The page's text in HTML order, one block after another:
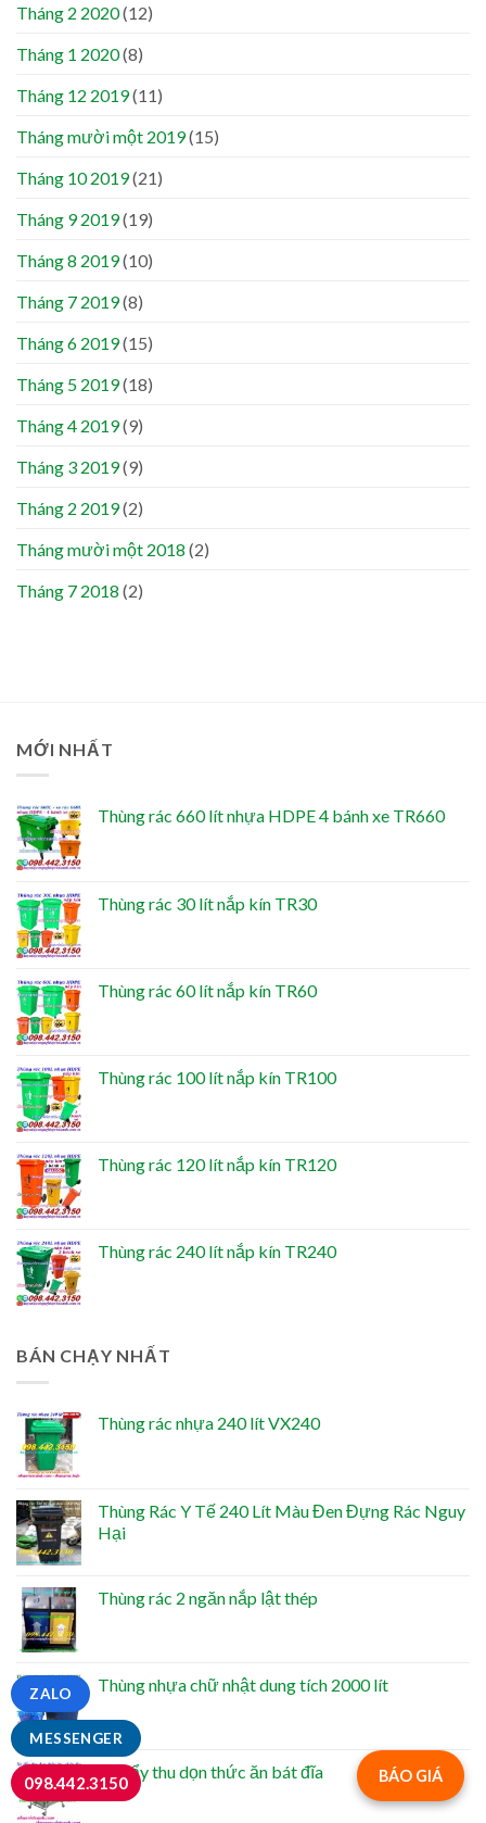
Tháng 2 2020(12)
Tháng 1 2020(8)
Tháng 12 2019(11)
Tháng mười một 2019(15)
Tháng 10 2019(21)
Tháng 9 2019(19)
Tháng 8 2019(10)
Tháng 7 2019(8)
Tháng 6 2019(15)
Tháng 5 2019(18)
Tháng 4 2019(9)
Tháng 3 2019(9)
Tháng 2 2019(2)
Tháng mười một 2018 (2)
Tháng 7 2018 (2)
MỚI NHẤT
Thùng rác 660 lít nhựa HDPE 4 bánh xe TR660
Thùng rác 30 lít nắp kín TR30
Thùng rác 60 lít nắp kín TR60
Thùng rác 100 lít nắp kín TR100
Thùng rác 120 lít nắp kín TR120
Thùng rác 240 lít nắp kín TR240
BÁN CHẠY NHẤT
Thùng rác nhựa 240 lít VX240
Thùng Rác Y Tế 240 Lít Màu Đen Đựng Rác Nguy
Hại
Thùng rác 2 ngăn nắp lật thép
Thùng nhựa chữ nhật dung tích 2000 lít
Xe đẩy thu dọn thức ăn bát đĩa BÁO GIÁ
MESSENGER
ZALO
098.442.3150